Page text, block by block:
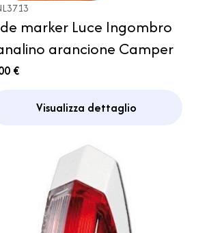
marker Luce Ingombro
arancione Camper
€
Visualizza dettaglio